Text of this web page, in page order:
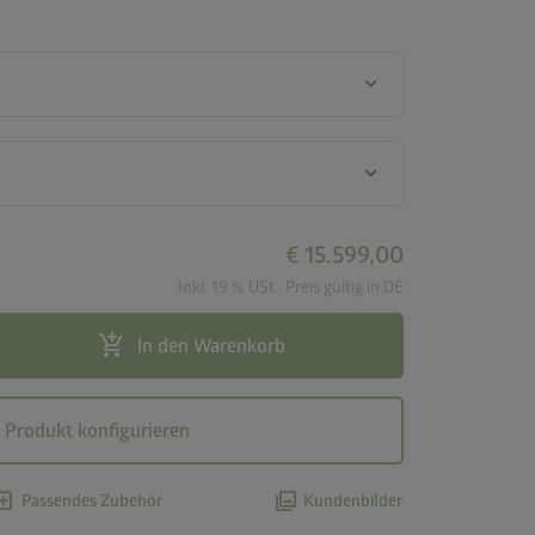
keyboard_arrow_down
keyboard_arrow_down
€ 15.599,00
Inkl. 19 % USt., Preis gültig in DE
add_shopping_cart In den Warenkorb
Produkt konfigurieren
Passendes Zubehör photo_library Kundenbilder